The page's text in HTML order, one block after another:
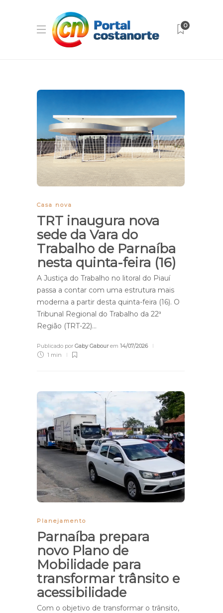
0
Casa nova
TRT inaugura nova
sede da Vara do
Trabalho de Parnaíba
nesta quinta-feira (16)
A Justiça do Trabalho no litoral do Piauí
passa a contar com uma estrutura mais
moderna a partir desta quinta-feira (16). O
Tribunal Regional do Trabalho da 22ª
Região (TRT-22)…
Publicado por Gaby Gabourem 14/07/2026
1 min
Planejamento
Parnaíba prepara
novo Plano de
Mobilidade para
transformar trânsito e
acessibilidade
Com o objetivo de transformar o trânsito,